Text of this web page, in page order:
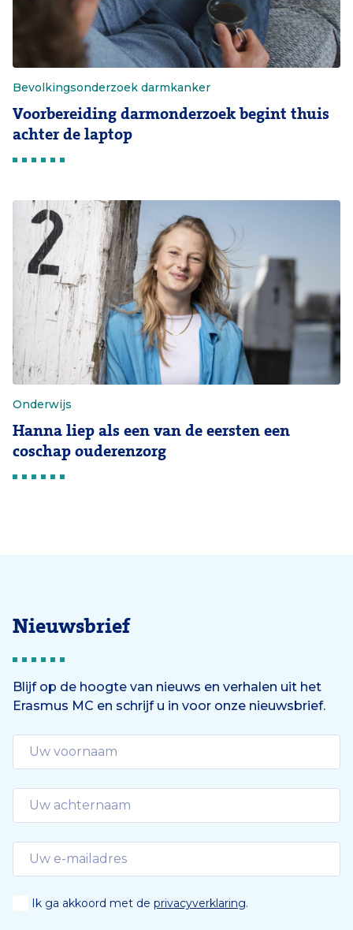
Bevolkingsonderzoek darmkanker
Voorbereiding darmonderzoek begint thuis
achter de laptop
Onderwijs
Hanna liep als een van de eersten een
coschap ouderenzorg
Nieuwsbrief
Blijf op de hoogte van nieuws en verhalen uit het
Erasmus MC en schrijf u in voor onze nieuwsbrief.
Ik ga akkoord met de privacyverklaring.